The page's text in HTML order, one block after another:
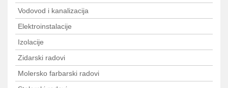
Vodovod i kanalizacija
Elektroinstalacije
Izolacije
Zidarski radovi
Molersko farbarski radovi